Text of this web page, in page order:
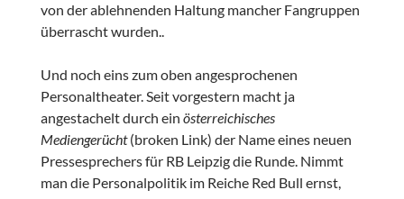
von der ablehnenden Haltung mancher Fangruppen
überrascht wurden..
Und noch eins zum oben angesprochenen
Personaltheater. Seit vorgestern macht ja
angestachelt durch ein österreichisches
Mediengerücht(broken Link) der Name eines neuen
Pressesprechers für RB Leipzig die Runde. Nimmt
man die Personalpolitik im Reiche Red Bull ernst,